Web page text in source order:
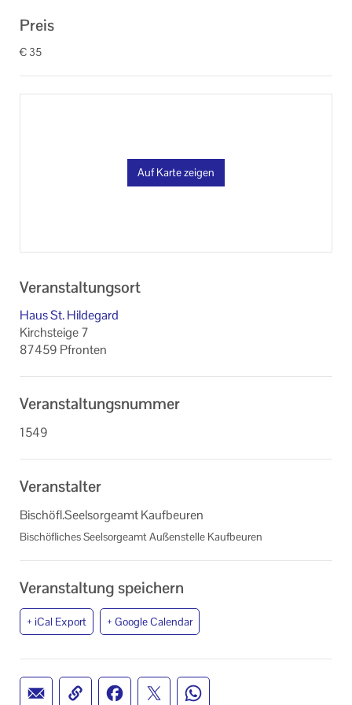
Preis
€ 35
Auf Karte zeigen
Veranstaltungsort
Haus St. Hildegard
Kirchsteige 7
87459 Pfronten
Veranstaltungsnummer
1549
Veranstalter
Bischöfl.Seelsorgeamt Kaufbeuren
Bischöfliches Seelsorgeamt Außenstelle Kaufbeuren
Veranstaltung speichern
+ iCal Export + Google Calendar